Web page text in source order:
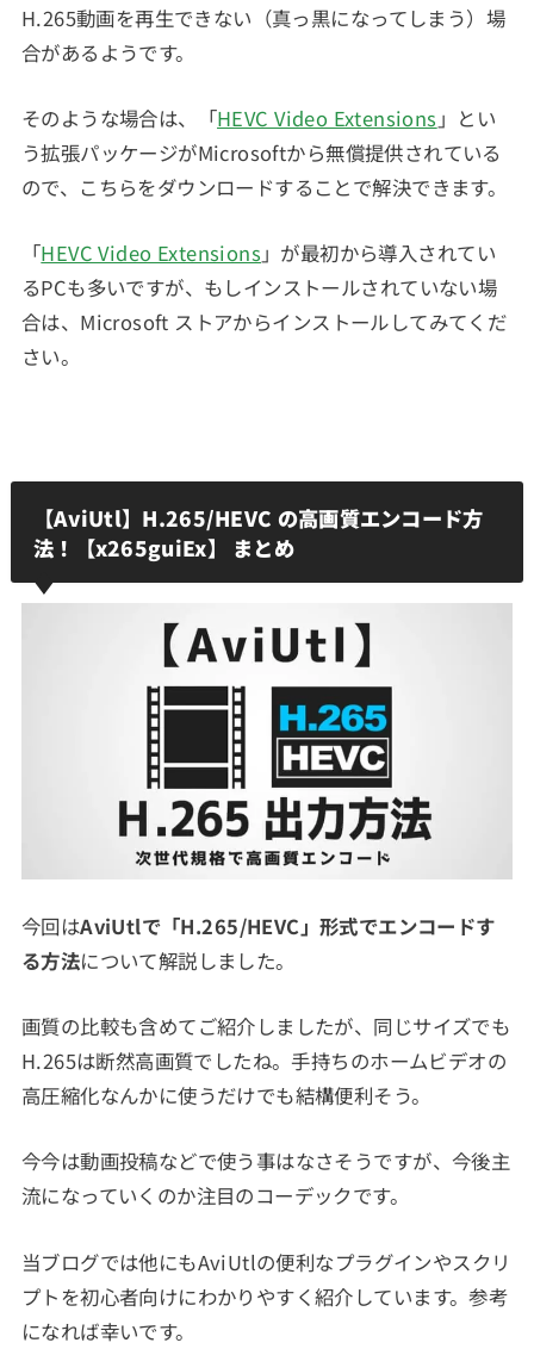
H.265動画を再生できない（真っ黒になってしまう）場
合があるようです。
そのような場合は、「HEVC Video Extensions 」とい
う拡張パッケージがMicrosoftから無償提供されている
ので、こちらをダウンロードすることで解決できます。
「HEVC Video Extensions 」が最初から導入されてい
るPCも多いですが、もしインストールされていない場
合は、Microsoft ストアからインストールしてみてくだ
さい。
【AviUtl】H.265/HEVC の高画質エンコード方
法！【x265guiEx】 まとめ
今回はAviUtlで「H.265/HEVC」形式でエンコードす
る方法について解説しました。
画質の比較も含めてご紹介しましたが、同じサイズでも
H.265は断然高画質でしたね。手持ちのホームビデオの
高圧縮化なんかに使うだけでも結構便利そう。
今今は動画投稿などで使う事はなさそうですが、今後主
流になっていくのか注目のコーデックです。
当ブログでは他にもAviUtlの便利なプラグインやスクリ
プトを初心者向けにわかりやすく紹介しています。参考
になれば幸いです。